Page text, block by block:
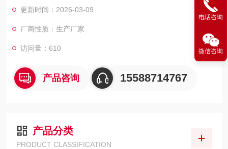
MCH6/ET STANDAR小巧的移动式正压式空气呼吸器填充泵，具
有目前市场上小巧体积,轻的重量，可以轻松的放入小汽车后备箱
内.压缩机采用四级压缩机压缩,具有的压缩效率,采用活性碳分子
筛过重过滤器,产出的呼吸空气纯净无异味,符合欧盟EN12021标
准.
更新时间：2026-03-09
厂商性质：生产厂家
访问量：610
产品咨询 15588714767
产品分类
PRODUCT CLASSIFICATION
电话咨询
微信咨询